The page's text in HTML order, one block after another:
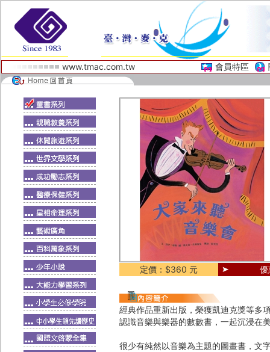
www.tmac.com.tw 會員特區
定價：$360 元
經典作品重新出版，榮獲凱迪克獎等多
認識音樂與樂器的數數書，一起沉浸在
很少有純然以音樂為主題的圖畫書，文